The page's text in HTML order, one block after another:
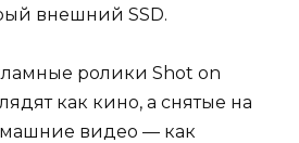
внешний SSD.
ролики Shot on
как кино, а снятые на
видео — как